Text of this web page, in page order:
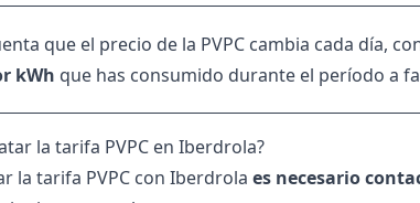
que el precio de la PVPC cambia cada día,
kWh que has consumido durante el período a
la tarifa PVPC en Iberdrola?
la tarifa PVPC con Iberdrola es necesario